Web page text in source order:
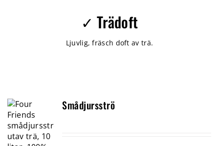
✓ Trädoft
Ljuvlig, fräsch doft av trä.
Smådjursströ